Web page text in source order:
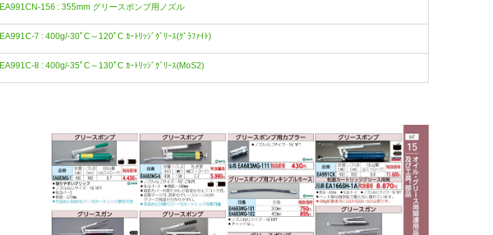
EA991CN-156 : 355mm グリースポンプ用ノズル
EA991C-7 : 400g/-30ﾟC～120ﾟC ｶｰﾄﾘｯｼﾞｸﾞﾘｰｽ(ｸﾞﾗﾌｧｲﾄ)
EA991C-8 : 400g/-35ﾟC～130ﾟC ｶｰﾄﾘｯｼﾞｸﾞﾘｰｽ(MoS2)